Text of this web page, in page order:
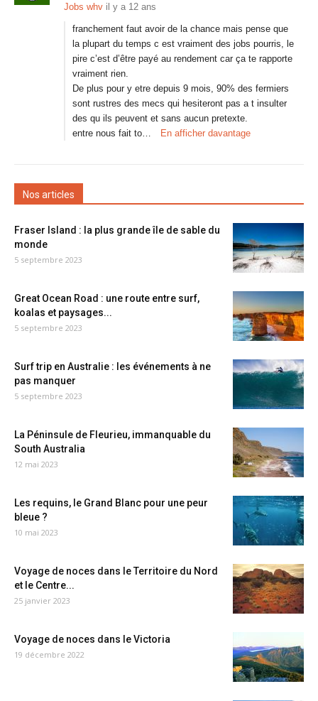
Jobs whv il y a 12 ans
franchement faut avoir de la chance mais pense que
la plupart du temps c est vraiment des jobs pourris, le
pire c’est d’être payé au rendement car ça te rapporte
vraiment rien.
De plus pour y etre depuis 9 mois, 90% des fermiers
sont rustres des mecs qui hesiteront pas a t insulter
des qu ils peuvent et sans aucun pretexte.
entre nous fait to…
En afficher davantage
Nos articles
Fraser Island : la plus grande île de sable du
monde
5 septembre 2023
Great Ocean Road : une route entre surf,
koalas et paysages...
5 septembre 2023
Surf trip en Australie : les événements à ne
pas manquer
5 septembre 2023
La Péninsule de Fleurieu, immanquable du
South Australia
12 mai 2023
Les requins, le Grand Blanc pour une peur
bleue ?
10 mai 2023
Voyage de noces dans le Territoire du Nord
et le Centre...
25 janvier 2023
Voyage de noces dans le Victoria
19 décembre 2022